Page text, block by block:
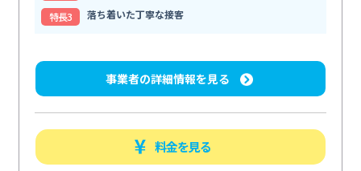
特⻑3
落ち着いた丁寧な接客
事業者の詳細情報を見る
料金を見る